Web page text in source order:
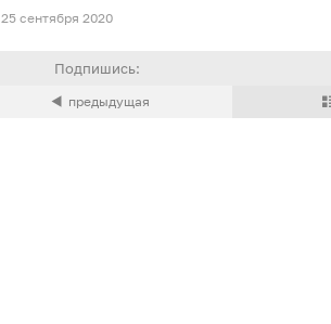
25 сентября 2020